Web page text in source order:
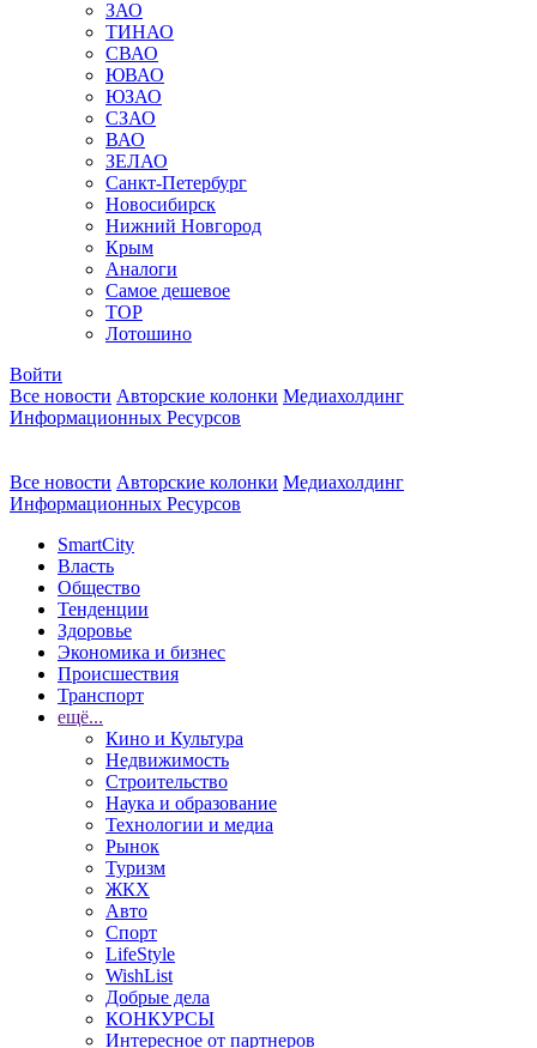
ЗАО
ТИНАО
СВАО
ЮВАО
ЮЗАО
СЗАО
ВАО
ЗЕЛАО
Санкт-Петербург
Новосибирск
Нижний Новгород
Крым
Аналоги
Самое дешевое
TOP
Лотошино
Войти
Все новости Авторские колонки Медиахолдинг
Информационных Ресурсов
Все новости Авторские колонки Медиахолдинг
Информационных Ресурсов
SmartCity
Власть
Общество
Тенденции
Здоровье
Экономика и бизнес
Происшествия
Транспорт
ещё...
Кино и Культура
Недвижимость
Строительство
Наука и образование
Технологии и медиа
Рынок
Туризм
ЖКХ
Авто
Спорт
LifeStyle
WishList
Добрые дела
КОНКУРСЫ
Интересное от партнеров